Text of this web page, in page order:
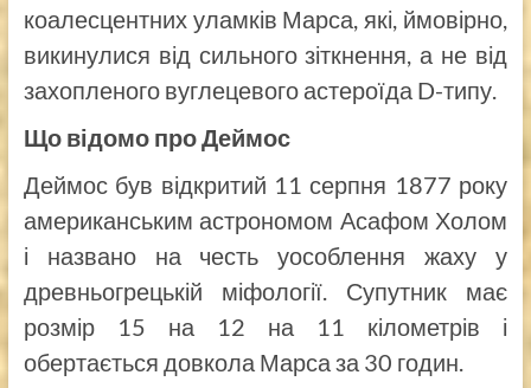
коалесцентних уламків Марса, які, ймовірно,
викинулися від сильного зіткнення, а не від
захопленого вуглецевого астероїда D-типу.
Що відомо про Деймос
Деймос був відкритий 11 серпня 1877 року
американським астрономом Асафом Холом
і названо на честь уособлення жаху у
древньогрецькій міфології. Супутник має
розмір 15 на 12 на 11 кілометрів і
обертається довкола Марса за 30 годин.